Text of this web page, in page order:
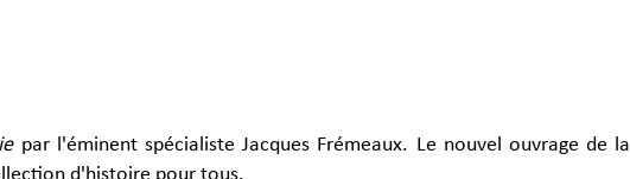
par l'éminent spécialiste Jacques Frémeaux. Le nouvel ouvrage de la